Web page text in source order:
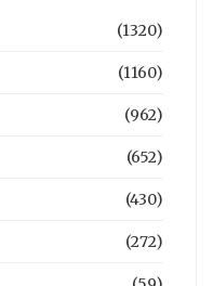
(1320)
(1160)
(962)
(652)
(430)
(272)